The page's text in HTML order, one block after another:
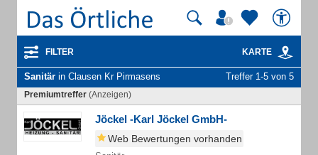
FILTER KARTE
Sanitär in Clausen Kr Pirmasens Treffer 1-5 von 5
Premiumtreffer (Anzeigen)
Jöckel -Karl Jöckel GmbH-
Web Bewertungen vorhanden